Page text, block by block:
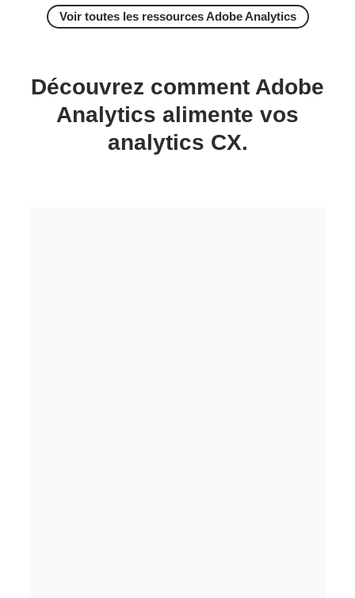
Voir toutes les ressources Adobe Analytics
Découvrez comment Adobe
Analytics alimente vos
analytics CX.